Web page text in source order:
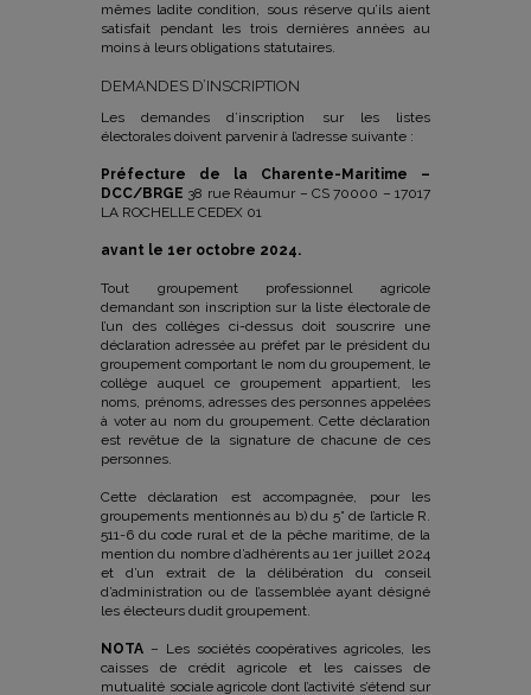
mêmes ladite condition, sous réserve qu’ils aient
satisfait pendant les trois dernières années au
moins à leurs obligations statutaires.
DEMANDES D’INSCRIPTION
Les demandes d’inscription sur les listes
électorales doivent parvenir à l’adresse suivante :
Préfecture de la Charente-Maritime –
DCC/BRGE 38 rue Réaumur – CS 70000 – 17017
LA ROCHELLE CEDEX 01
avant le 1er octobre 2024.
Tout groupement professionnel agricole
demandant son inscription sur la liste électorale de
l’un des collèges ci-dessus doit souscrire une
déclaration adressée au préfet par le président du
groupement comportant le nom du groupement, le
collège auquel ce groupement appartient, les
noms, prénoms, adresses des personnes appelées
à voter au nom du groupement. Cette déclaration
est revêtue de la signature de chacune de ces
personnes.
Cette déclaration est accompagnée, pour les
groupements mentionnés au b) du 5° de l’article R.
511-6 du code rural et de la pêche maritime, de la
mention du nombre d’adhérents au 1er juillet 2024
et d’un extrait de la délibération du conseil
d’administration ou de l’assemblée ayant désigné
les électeurs dudit groupement.
NOTA – Les sociétés coopératives agricoles, les
caisses de crédit agricole et les caisses de
mutualité sociale agricole dont l’activité s’étend sur